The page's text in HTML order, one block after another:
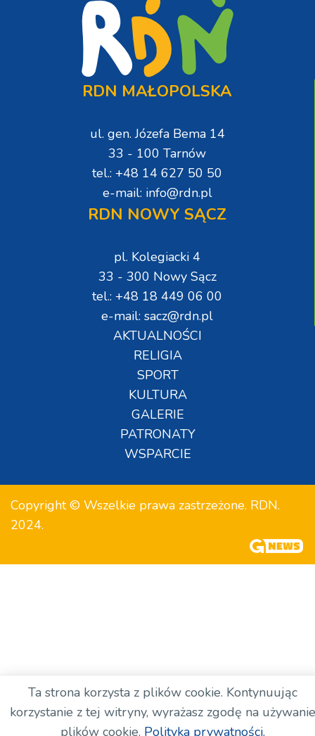
RDN MAŁOPOLSKA
ul. gen. Józefa Bema 14
33 - 100 Tarnów
tel.: +48 14 627 50 50
e-mail: info@rdn.pl
RDN NOWY SĄCZ
pl. Kolegiacki 4
33 - 300 Nowy Sącz
tel.: +48 18 449 06 00
e-mail: sacz@rdn.pl
AKTUALNOŚCI
RELIGIA
SPORT
KULTURA
GALERIE
PATRONATY
WSPARCIE
Copyright © Wszelkie prawa zastrzeżone. RDN.
2024.
Ta strona korzysta z plików cookie. Kontynuując
korzystanie z tej witryny, wyrażasz zgodę na używanie
plików cookie. Polityka prywatności.